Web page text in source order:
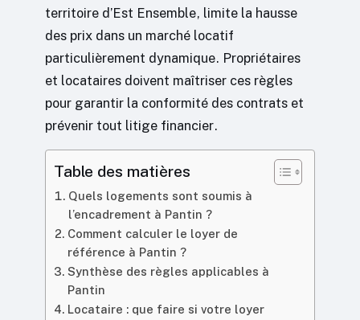
territoire d’Est Ensemble, limite la hausse
des prix dans un marché locatif
particulièrement dynamique. Propriétaires
et locataires doivent maîtriser ces règles
pour garantir la conformité des contrats et
prévenir tout litige financier.
Table des matières
Quels logements sont soumis à
l’encadrement à Pantin ?
Comment calculer le loyer de
référence à Pantin ?
Synthèse des règles applicables à
Pantin
Locataire : que faire si votre loyer